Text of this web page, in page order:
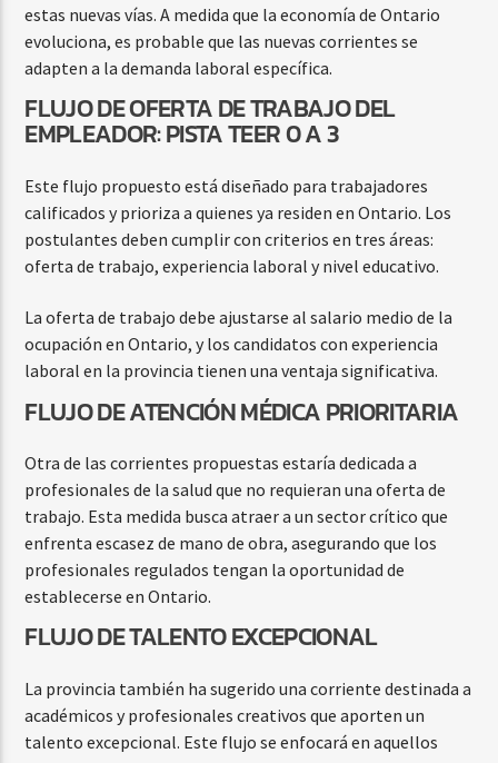
estas nuevas vías. A medida que la economía de Ontario
evoluciona, es probable que las nuevas corrientes se
adapten a la demanda laboral específica.
FLUJO DE OFERTA DE TRABAJO DEL
EMPLEADOR: PISTA TEER 0 A 3
Este flujo propuesto está diseñado para trabajadores
calificados y prioriza a quienes ya residen en Ontario. Los
postulantes deben cumplir con criterios en tres áreas:
oferta de trabajo, experiencia laboral y nivel educativo.
La oferta de trabajo debe ajustarse al salario medio de la
ocupación en Ontario, y los candidatos con experiencia
laboral en la provincia tienen una ventaja significativa.
FLUJO DE ATENCIÓN MÉDICA PRIORITARIA
Otra de las corrientes propuestas estaría dedicada a
profesionales de la salud que no requieran una oferta de
trabajo. Esta medida busca atraer a un sector crítico que
enfrenta escasez de mano de obra, asegurando que los
profesionales regulados tengan la oportunidad de
establecerse en Ontario.
FLUJO DE TALENTO EXCEPCIONAL
La provincia también ha sugerido una corriente destinada a
académicos y profesionales creativos que aporten un
talento excepcional. Este flujo se enfocará en aquellos